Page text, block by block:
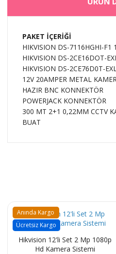
PAKET İÇERİĞİ
HIKVISION DS-7116HGHI-
HIKVISION DS-2CE16DOT-
HIKVISION DS-2CE76D0T-
12V 20AMPER METAL
HAZIR BNC KONNEKTÖR
POWERJACK KONNEKTÖR
300 MT 2+1 0,22MM CCTV
BUAT
Hikvision 12'li Set 2 Mp 1080p
Hd Kamera Sistemi
Anında Kargo
Ücretsiz Kargo